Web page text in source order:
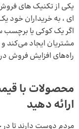
یکی از تکنیک های
ای ، به خریداران خود
اگر یک کوکی یا
مشتریان ایجاد می‌کند و
راه‌های افزایش فروش
محصولات با
ارائه دهید
مردم دوست دارند تا